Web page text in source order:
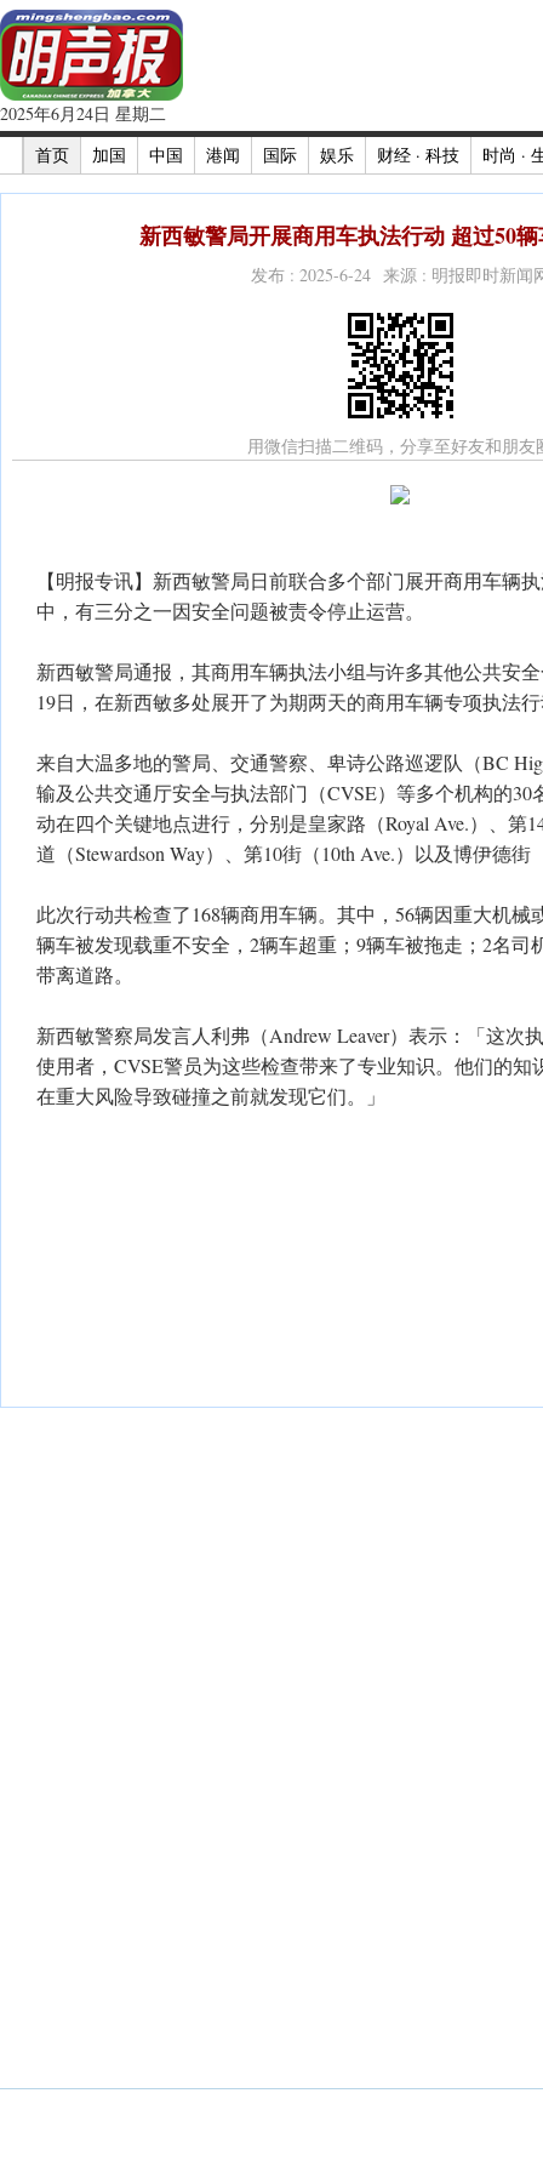
2025年6月24日 星期二
首页
加国 中国 港闻 国际 娱乐 财经 · 科技 时尚 ·
新西敏警局开展商用车执法行动 超过50
发布 : 2025-6-24 来源 : 明报即时新闻
用微信扫描二维码，分享至好友和朋友
【明报专讯】新西敏警局日前联合多个部门展开商用车辆
中，有三分之一因安全问题被责令停止运营。
新西敏警局通报，其商用车辆执法小组与许多其他公共安
19日，在新西敏多处展开了为期两天的商用车辆专项执法
来自大温多地的警局、交通警察、卑诗公路巡逻队（BC
输及公共交通厅安全与执法部门（CVSE）等多个机构的30
动在四个关键地点进行，分别是皇家路（Royal Ave.）、第
道（Stewardson Way）、第10街（10th Ave.）以及博伊德街
此次行动共检查了168辆商用车辆。其中，56辆因重大机械
辆车被发现载重不安全，2辆车超重；9辆车被拖走；2名司
带离道路。
新西敏警察局发言人利弗（Andrew Leaver）表示：「这次
使用者，CVSE警员为这些检查带来了专业知识。他们的知
在重大风险导致碰撞之前就发现它们。」